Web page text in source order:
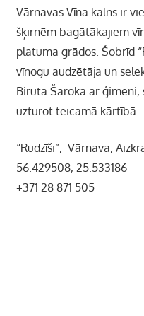
Vārnavas Vīna kalns ir
šķirnēm bagātākajiem
platuma grādos. Šobrīd
vīnogu audzētāja un
Biruta Šaroka ar ģimeni,
uzturot teicamā kārtībā.
“Rudzīši”, Vārnava,
56.429508, 25.533186
+371 28 871 505